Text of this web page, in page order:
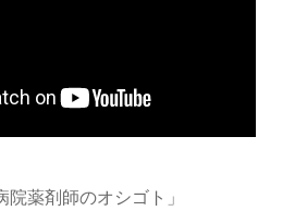
薬剤師のオシゴト」